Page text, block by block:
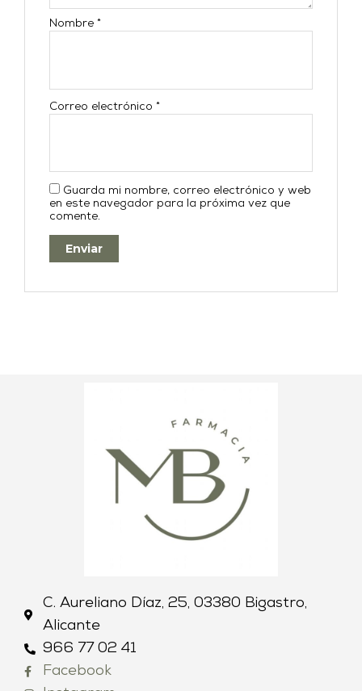
Nombre*
Correo electrónico*
Guarda mi nombre, correo electrónico y web
en este navegador para la próxima vez que
comente.
C. Aureliano Díaz, 25, 03380 Bigastro,
Alicante
966 77 02 41
Facebook